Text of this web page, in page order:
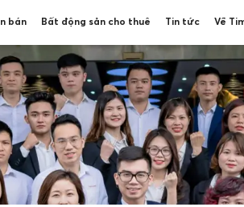
bán Bất động sản cho thuê Tin tức Về